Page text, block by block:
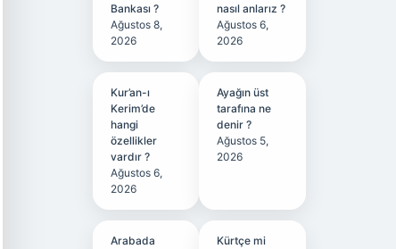
Bankası ?
Ağustos 8,
2026
nasıl anlarız ?
Ağustos 6,
2026
Kur’an-ı
Kerim’de
hangi
özellikler
vardır ?
Ağustos 6,
2026
Ayağın üst
tarafına ne
denir ?
Ağustos 5,
2026
Arabada
Kürtçe mi